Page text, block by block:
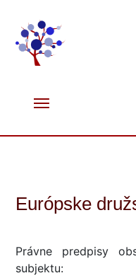
Európske
Právne predpisy
subjektu: